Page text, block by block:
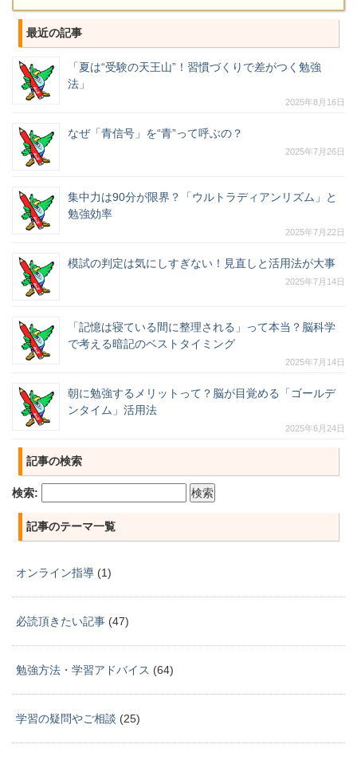
最近の記事
「夏は“受験の天王山”！習慣づくりで差がつく勉強
法」
2025年8月16日
なぜ「青信号」を“青”って呼ぶの？
2025年7月26日
集中力は90分が限界？「ウルトラディアンリズム」と
勉強効率
2025年7月22日
模試の判定は気にしすぎない！見直しと活用法が大事
2025年7月14日
「記憶は寝ている間に整理される」って本当？脳科学
で考える暗記のベストタイミング
2025年7月14日
朝に勉強するメリットって？脳が目覚める「ゴールデ
ンタイム」活用法
2025年6月24日
記事の検索
検索:
記事のテーマ一覧
オンライン指導 (1)
必読頂きたい記事 (47)
勉強方法・学習アドバイス (64)
学習の疑問やご相談 (25)